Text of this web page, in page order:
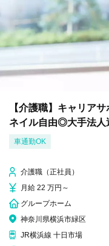
【介護職】キャリア
ネイル自由◎大手法人
車通勤OK
介護職（正社員）
月給 22 万円～
グループホーム
神奈川県横浜市緑区
JR横浜線 十日市場